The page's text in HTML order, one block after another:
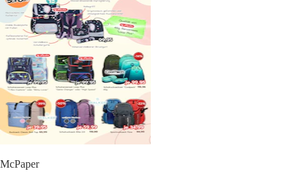
McPaper